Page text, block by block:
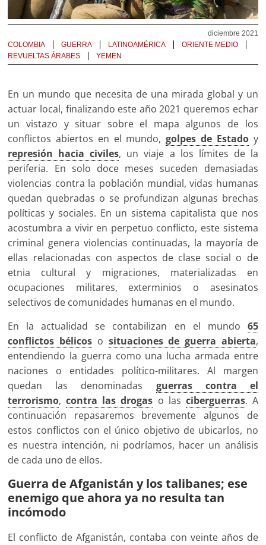
diciembre 2021
COLOMBIA
GUERRA LATINOAMÉRICA
ORIENTE MEDIO
REVUELTAS ÁRABES
YEMEN
En un mundo que necesita de una mirada global y un
actuar local, finalizando este año 2021 queremos echar
un vistazo y situar sobre el mapa algunos de los
conflictos abiertos en el mundo,golpes de Estadoy
represión hacia civiles, un viaje a los límites de la
periferia. En solo doce meses suceden demasiadas
violencias contra la población mundial, vidas humanas
quedan quebradas o se profundizan algunas brechas
políticas y sociales. En un sistema capitalista que nos
acostumbra a vivir en perpetuo conflicto, este sistema
criminal genera violencias continuadas, la mayoría de
ellas relacionadas con aspectos de clase social o de
etnia cultural y migraciones, materializadas en
ocupaciones militares, exterminios o asesinatos
selectivos de comunidades humanas en el mundo.
En la actualidad se contabilizan en el mundo 65
conflictos bélicos o situaciones de guerra abierta,
entendiendo la guerra como una lucha armada entre
naciones o entidades político-militares. Al margen
quedan las denominadas guerras contra el
terrorismo,contra las drogas o las ciberguerras. A
continuación repasaremos brevemente algunos de
estos conflictos con el único objetivo de ubicarlos, no
es nuestra intención, ni podríamos, hacer un análisis
de cada uno de ellos.
Guerra de Afganistán y los talibanes; ese
enemigo que ahora ya no resulta tan
incómodo
El conflicto de Afganistán, contaba con veinte años de